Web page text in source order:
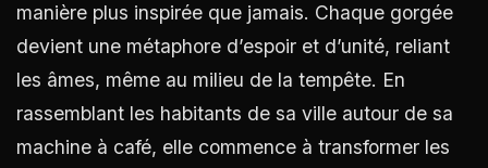
manière plus inspirée que jamais. Chaque gorgée
devient une métaphore d’espoir et d’unité, reliant
les âmes, même au milieu de la tempête. En
rassemblant les habitants de sa ville autour de sa
machine à café, elle commence à transformer les